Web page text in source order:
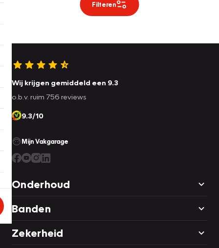
Filteren
Wij krijgen gemiddeld een 9.3
o.b.v. ruim 756 reviews
9.3/10
Mijn Vakgarage
Onderhoud
Banden
Zekerheid